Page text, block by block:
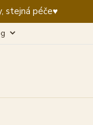
stejná péče♥️